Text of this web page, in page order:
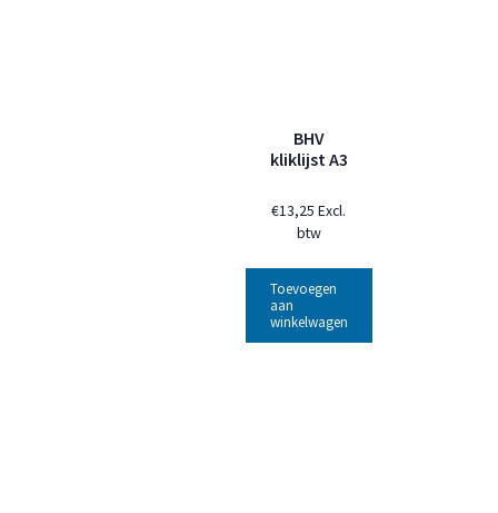
BHV
kliklijst A3
€13,25 Excl.
btw
Toevoegen
aan
winkelwagen